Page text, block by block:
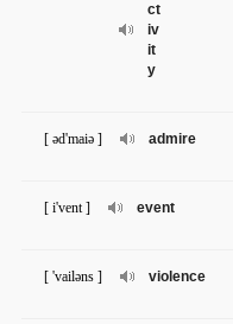
ct
iv
it
y
admire
[ əd'maiə ]
event
[ i'vent ]
violence
[ 'vailəns ]